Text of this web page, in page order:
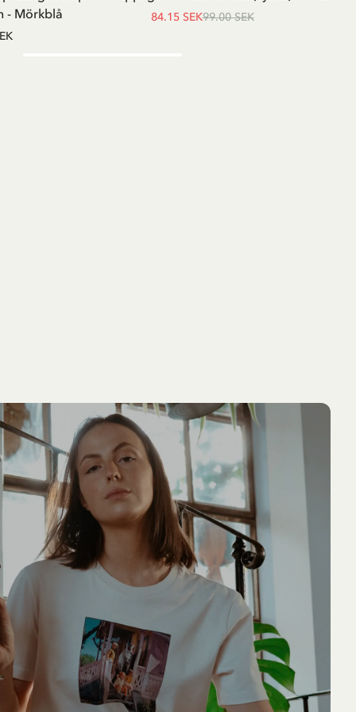
- Mörkblå
84.15 SEK99.00 SEK
NYINKOMMET
LÄGG I
VARUKORG
T-shirt Pippi Långstrump lyfter poliserna
PIPPI LÅNGSTRUMP
549.00 SEK